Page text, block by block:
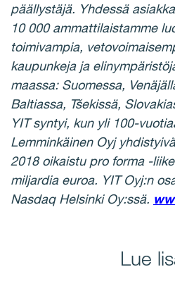
päällystäjä. Yhdessä
10 000 ammattilaistamme
toimivampia,
kaupunkeja ja
maassa: Suomessa,
Baltiassa, Tšekissä,
YIT syntyi, kun yli 100-
Lemminkäinen Oyj
2018 oikaistu pro forma -
miljardia euroa. YIT Oyj:n
Nasdaq Helsinki Oy:ssä.
Lue